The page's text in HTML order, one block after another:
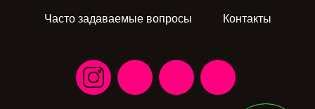
Часто задаваемые вопросы Контакты